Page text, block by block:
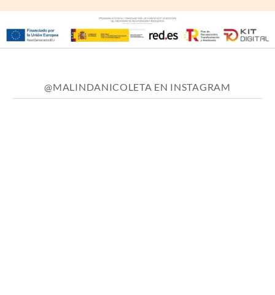
@MALINDANICOLETA EN INSTAGRAM